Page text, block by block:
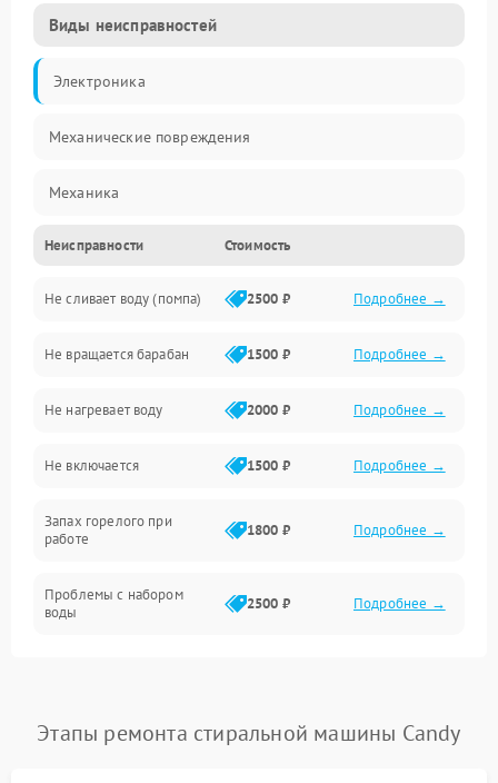
Виды неисправностей
Электроника
Механические повреждения
Механика
Электропитание
Водоснабжение
Слив
Программное обеспечение
Неисправности Стоимость
Не сливает воду (помпа) 2500 ₽ Подробнее →
Не вращается барабан 1500 ₽ Подробнее →
Не нагревает воду 2000 ₽ Подробнее →
Не включается 1500 ₽ Подробнее →
Запах горелого при
работе
1800 ₽ Подробнее →
Проблемы с набором
воды
2500 ₽ Подробнее →
Замена платы управления Подробнее →
Этапы ремонта стиральной машины Candy